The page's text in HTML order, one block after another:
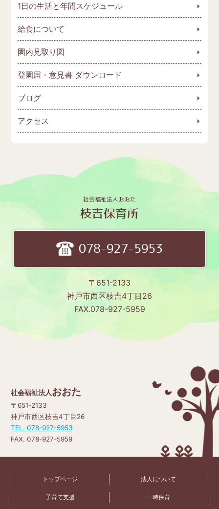
1日の生活と年間スケジュール
給食について
園内見取り図
登園届・意見書 ダウンロード
ブログ
アクセス
社会福祉法人おおた
枝吉保育所
078-927-5953
〒651-2133
神戸市西区枝吉4丁目26
FAX.078-927-5959
社会福祉法人おおた
〒651-2133
神戸市西区枝吉4丁目26
TEL. 078-927-5953
FAX. 078-927-5959
トップページ 法人について
子育て支援 一時保育